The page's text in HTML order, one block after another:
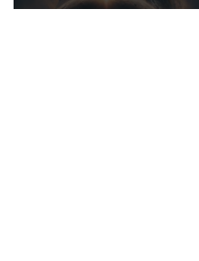
Анастасия